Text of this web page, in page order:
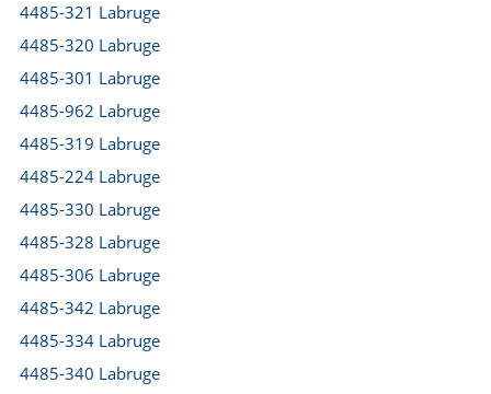
4485-321 Labruge
4485-320 Labruge
4485-301 Labruge
4485-962 Labruge
4485-319 Labruge
4485-224 Labruge
4485-330 Labruge
4485-328 Labruge
4485-306 Labruge
4485-342 Labruge
4485-334 Labruge
4485-340 Labruge